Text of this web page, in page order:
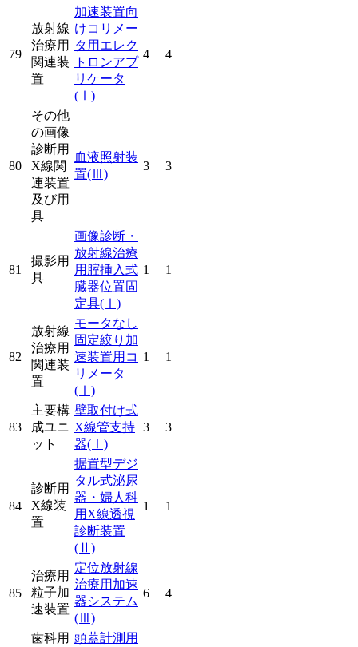
79
放射線
治療用
関連装
置
加速装置向
けコリメー
タ用エレク
トロンアプ
リケータ
(Ⅰ)
4 4
80
その他
の画像
診断用
X線関
連装置
及び用
具
血液照射装
置(Ⅲ)
3 3
81
撮影用
具
画像診断・
放射線治療
用腟挿入式
臓器位置固
定具(Ⅰ)
1 1
82
放射線
治療用
関連装
置
モータなし
固定絞り加
速装置用コ
リメータ
(Ⅰ)
1 1
83
主要構
成ユニ
ット
壁取付け式
X線管支持
器(Ⅰ)
3 3
84
診断用
X線装
置
据置型デジ
タル式泌尿
器・婦人科
用X線透視
診断装置
(Ⅱ)
1 1
85
治療用
粒子加
速装置
定位放射線
治療用加速
器システム
(Ⅲ)
6 4
歯科用 頭蓋計測用